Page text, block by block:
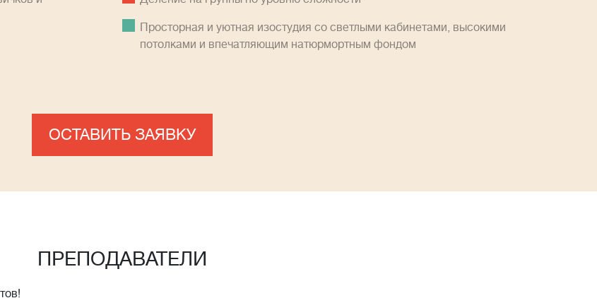
Просторная и уютная изостудия со светлыми кабинетами, высокими
потолками и впечатляющим натюрмортным фондом
ОСТАВИТЬ ЗАЯВКУ
ПРЕПОДАВАТЕЛИ